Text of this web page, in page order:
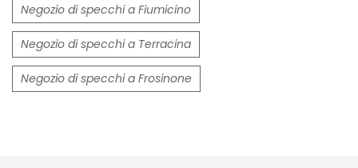
Negozio di specchi a Fiumicino
Negozio di specchi a Terracina
Negozio di specchi a Frosinone